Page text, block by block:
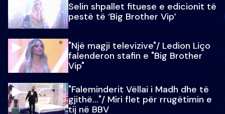
Selin shpallet fituese e edicionit të
pestë të ‘Big Brother Vip’
"Një magji televizive"/ Ledion Liço
falenderon stafin e "Big Brother
Vip"
"Faleminderit Vëllai i Madh dhe të
gjithë…"/ Miri flet për rrugëtimin e
tij në BBV